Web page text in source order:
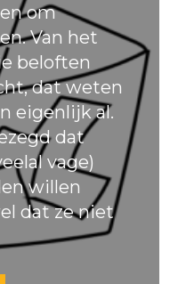
om
Van het
beloften
dat weten
eigenlijk al.
dat
vage)
willen
dat ze niet